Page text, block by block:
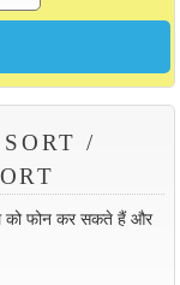
/
को फोन कर सकते हैं और